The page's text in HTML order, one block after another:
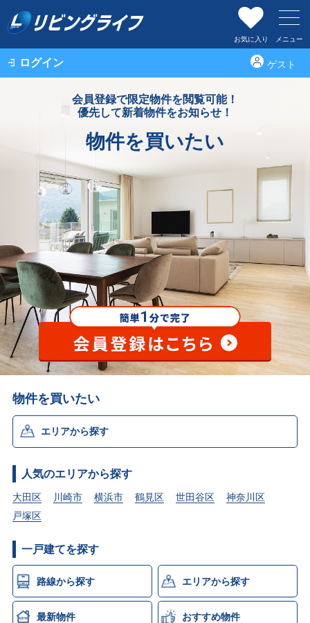
お気に入り メニュー
ログイン ゲスト
会員登録で限定物件を閲覧可能！
優先して新着物件をお知らせ！
物件を買いたい
物件を買いたい
エリアから探す
人気のエリアから探す
大田区 川崎市 横浜市 鶴見区 世田谷区
神奈川区
戸塚区
一戸建てを探す
路線から探す エリアから探す
最新物件 おすすめ物件